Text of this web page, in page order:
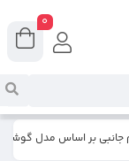
جانبی بر اساس مدل گوشی
0